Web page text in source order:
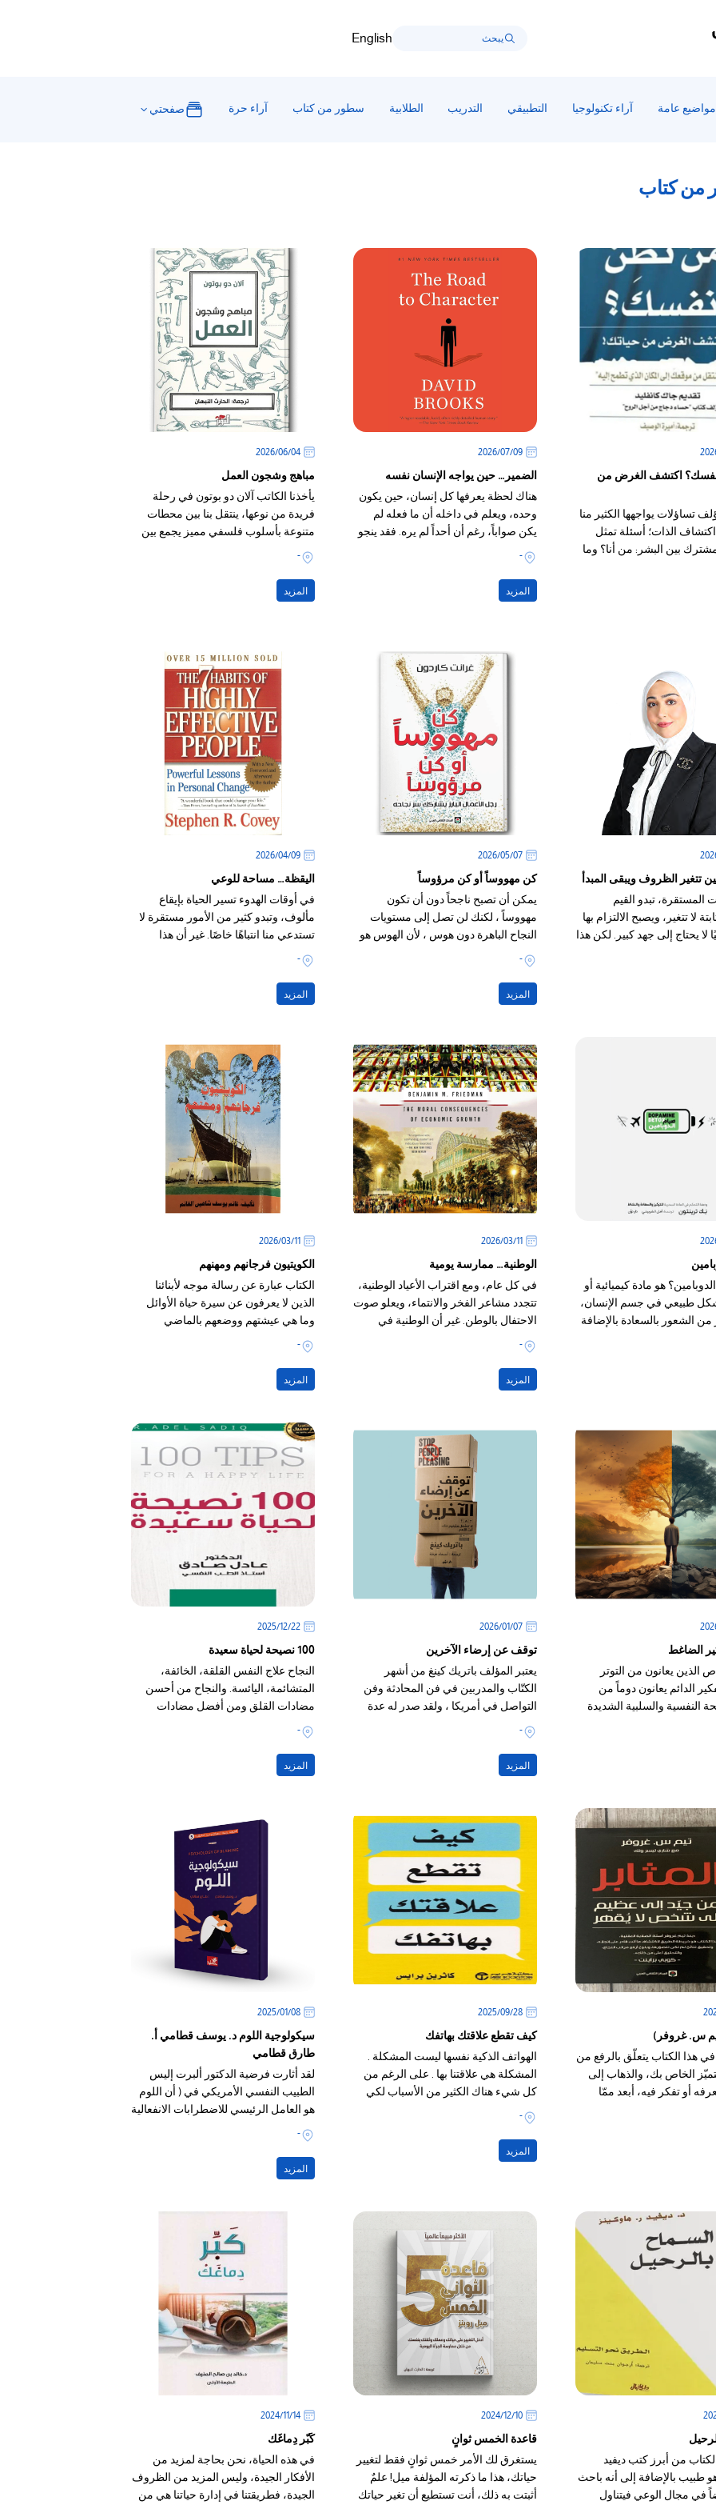
English
مواضيع عامة آراء تكنولوجيا التطبيقي التدريب الطلابية سطور من كتاب آراء حرة صفحتي
كتاب
اكتشف الغرض من
تساؤلات يواجهها الكثير منا
الذات؛ أسئلة تمثل
بين البشر: من أنا؟ وما
09‏/07‏/2026
الضمير… حين يواجه الإنسان نفسه
هناك لحظة يعرفها كل إنسان، حين يكون
وحده، ويعلم في داخله أن ما فعله لم
يكن صواباً، رغم أن أحداً لم يره. فقد ينجو
الإنسان من رقابة الناس، لكنه يصعب أن
ينجو من نفسه؛ لأن الضمير لا يرتبط بما
يراه الآخرون، بل بما يعرفه الإنسان عن
ذاته.
-
المزيد
04‏/06‏/2026
مباهج وشجون العمل
يأخذنا الكاتب آلان دو بوتون في رحلة
فريدة من نوعها، ينتقل بنا بين محطات
متنوعة بأسلوب فلسفي مميز يجمع بين
العمق الفكري والظرافة والذكاء
-
المزيد
تتغير الظروف ويبقى المبدأ
المستقرة، تبدو القيم
لا تتغير، ويصبح الالتزام بها
لا يحتاج إلى جهد كبير. لكن هذا
قد يكون خادعًا
07‏/05‏/2026
كن مهووساً أو كن مرؤوساً
يمكن أن تصبح ناجحاً دون أن تكون
مهووساً ، لكنك لن تصل إلى مستويات
النجاح الباهرة دون هوس ، لأن الهوس هو
العامل المشترك الوحيد بين الأشخاص
الموجودين في القمة
-
المزيد
09‏/04‏/2026
اليقظة… مساحة للوعي
في أوقات الهدوء تسير الحياة بإيقاع
مألوف، وتبدو كثير من الأمور مستقرة لا
تستدعي منا انتباهًا خاصًا. غير أن هذا
الإيقاع يتبدل حين تتسارع الأحداث من
حولنا؛ فاليوم تتدفق الأخبار والمعلومات
على مدار الساعة، والأحداث تتلاحق،
-
المزيد
هو مادة كيميائية أو
طبيعي في جسم الإنسان،
الشعور بالسعادة بالإضافة
عصبياً،
11‏/03‏/2026
الوطنية… ممارسة يومية
في كل عام، ومع اقتراب الأعياد الوطنية،
تتجدد مشاعر الفخر والانتماء، ويعلو صوت
الاحتفال بالوطن. غير أن الوطنية في
جوهرها
-
المزيد
11‏/03‏/2026
الكويتيون فرجانهم ومهنهم
الكتاب عبارة عن رسالة موجه لأبنائنا
الذين لا يعرفون عن سيرة حياة الأوائل
وما هي عيشتهم ووضعهم بالماضي
القريب الذي هو ما قبل النفط، فكانت
منازلهم ودواوينهم ودكاكينهم أكثرها من
منتوج بلدهم
-
المزيد
الضاغط
الذين يعانون من التوتر
الدائم يعانون دوماً من
النفسية والسلبية الشديدة
07‏/01‏/2026
توقف عن إرضاء الآخرين
يعتبر المؤلف باتريك كينغ من أشهر
الكتّاب والمدربين في فن المحادثة وفن
التواصل في أمريكا ، ولقد صدر له عدة
كتب في مجال تطور النفس
-
المزيد
22‏/12‏/2025
100 نصيحة لحياة سعيدة
النجاح علاج النفس القلقة، الخائفة،
المتشائمة، اليائسة. والنجاح من أحسن
مضادات القلق ومن أفضل مضادات
الاكتئاب
-
المزيد
س. غروفر)
هذا الكتاب يتعلّق بالرفع من
الخاص بك، والذهاب إلى
أو تفكر فيه، أبعد ممّا
تعليمك.
28‏/09‏/2025
كيف تقطع علاقتك بهاتفك
الهواتف الذكية نفسها ليست المشكلة .
المشكلة هي علاقتنا بها . على الرغم من
كل شيء هناك الكثير من الأسباب لكي
نحب هواتفنا الذكية
-
المزيد
08‏/01‏/2025
سيكولوجية اللوم د. يوسف قطامي أ.
طارق قطامي
لقد أثارت فرضية الدكتور ألبرت إليس
الطبيب النفسي الأمريكي في ( أن اللوم
هو العامل الرئيسي للاضطرابات الانفعالية
النفسية .. ومشاعرها ) ، وقد كانت هذه
الفرضية هي الشرارة التي لمعت في
عقل المؤلفين
-
المزيد
من أبرز كتب ديفيد
طبيب بالإضافة إلى أنه باحث
في مجال الوعي فيتناول
10‏/12‏/2024
قاعدة الخمس ثوانٍ
يستغرق لك الأمر خمس ثوانٍ فقط لتغيير
حياتك، هذا ما ذكرته المؤلفة ميل! علمٌ
أثبتت به ذلك، أنت تستطيع أن تغير حياتك
14‏/11‏/2024
كَبّر دِماغَك
في هذه الحياة، نحن بحاجة لمزيد من
الأفكار الجيدة، وليس المزيد من الظروف
الجيدة، فطريقتنا في إدارة حياتنا هي من